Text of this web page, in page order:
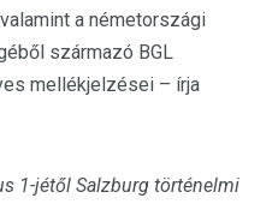
a németországi
származó BGL
mellékjelzései – írja
1-jétől Salzburg történelmi